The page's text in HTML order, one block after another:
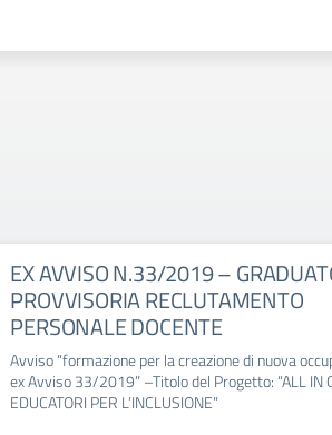
EX AVVISO N.33/2019 –
PROVVISORIA RECLUTAMENTO
PERSONALE DOCENTE
Avviso “formazione per la creazione di nuova
ex Avviso 33/2019” –Titolo del Progetto: “ALL IN
EDUCATORI PER L’INCLUSIONE”